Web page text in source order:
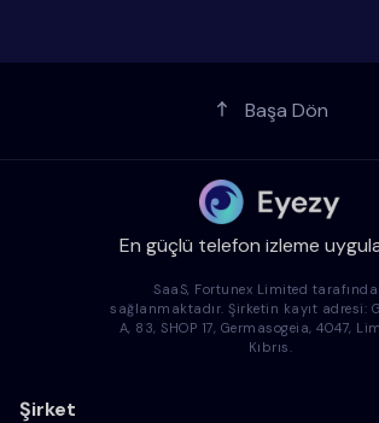
Başa Dön
En güçlü telefon izleme
SaaS, Fortunex Limited
sağlanmaktadır. Şirketin kayıt adresi:
A, 83, SHOP 17, Germasogeia, 4047,
Kıbrıs.
Şirket